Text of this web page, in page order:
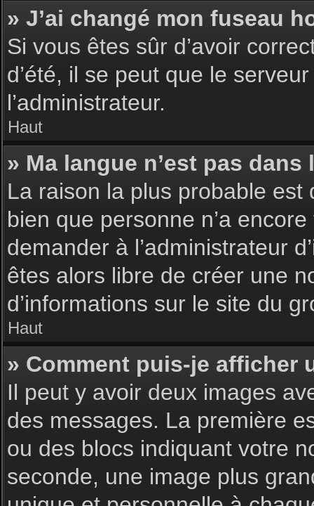
» J’ai changé mon fuseau
Si vous êtes sûr d’avoir
d’été, il se peut que le
l’administrateur.
Haut
» Ma langue n’est pas dans
La raison la plus probable est
bien que personne n’a
demander à l’administrateur
êtes alors libre de créer une
d’informations sur le site du
Haut
» Comment puis-je afficher
Il peut y avoir deux images
des messages. La première
ou des blocs indiquant votre
seconde, une image plus